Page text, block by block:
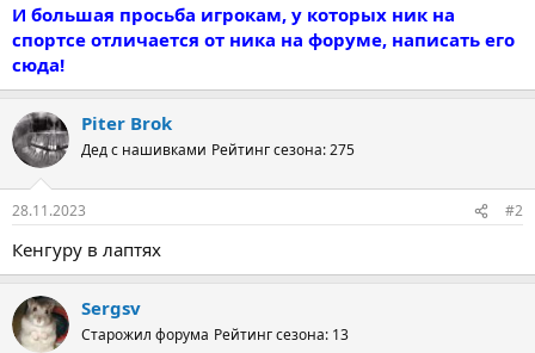
И большая просьба игрокам, у которых ник на
спортсе отличается от ника на форуме, написать его
сюда!
Piter Brok
Дед с нашивками Рейтинг сезона: 275
28.11.2023 #2
Кенгуру в лаптях
Sergsv
Старожил форума Рейтинг сезона: 13